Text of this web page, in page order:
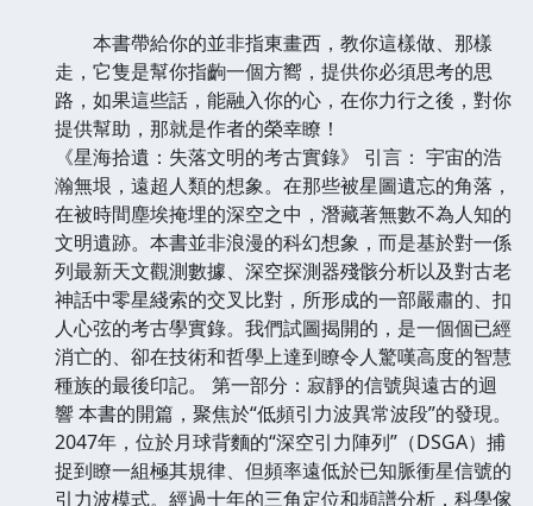
本書帶給你的並非指東畫西，教你這樣做、那樣
走，它隻是幫你指齣一個方嚮，提供你必須思考的思
路，如果這些話，能融入你的心，在你力行之後，對你
提供幫助，那就是作者的榮幸瞭！
《星海拾遺：失落文明的考古實錄》 引言： 宇宙的浩
瀚無垠，遠超人類的想象。在那些被星圖遺忘的角落，
在被時間塵埃掩埋的深空之中，潛藏著無數不為人知的
文明遺跡。本書並非浪漫的科幻想象，而是基於對一係
列最新天文觀測數據、深空探測器殘骸分析以及對古老
神話中零星綫索的交叉比對，所形成的一部嚴肅的、扣
人心弦的考古學實錄。我們試圖揭開的，是一個個已經
消亡的、卻在技術和哲學上達到瞭令人驚嘆高度的智慧
種族的最後印記。 第一部分：寂靜的信號與遠古的迴
響 本書的開篇，聚焦於“低頻引力波異常波段”的發現。
2047年，位於月球背麵的“深空引力陣列”（DSGA）捕
捉到瞭一組極其規律、但頻率遠低於已知脈衝星信號的
引力波模式。經過十年的三角定位和頻譜分析，科學傢